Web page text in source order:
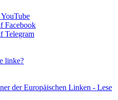
Facebook
Telegram
linke?
der Europäischen Linken - Lese